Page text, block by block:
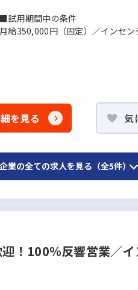
■試用期間中の条件
月給350,000円（固定）／インセン
を見る 気
業の全ての求人を見る（全5件）
！100％反響営業／